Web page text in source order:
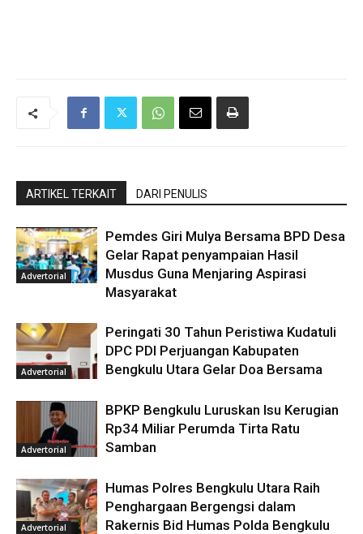
ARTIKEL TERKAIT DARI PENULIS
Advertorial
Pemdes Giri Mulya Bersama BPD Desa
Gelar Rapat penyampaian Hasil
Musdus Guna Menjaring Aspirasi
Masyarakat
Advertorial
Peringati 30 Tahun Peristiwa Kudatuli
DPC PDI Perjuangan Kabupaten
Bengkulu Utara Gelar Doa Bersama
Advertorial
BPKP Bengkulu Luruskan Isu Kerugian
Rp34 Miliar Perumda Tirta Ratu
Samban
Advertorial
Humas Polres Bengkulu Utara Raih
Penghargaan Bergengsi dalam
Rakernis Bid Humas Polda Bengkulu